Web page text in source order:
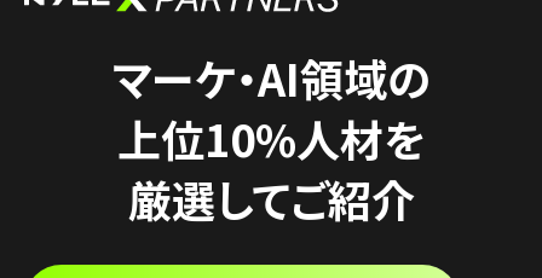
マーケ・AI領域の
上位10%人材を
厳選してご紹介